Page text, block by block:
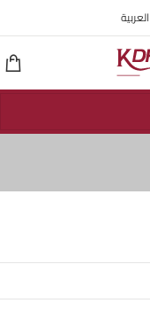
العربية